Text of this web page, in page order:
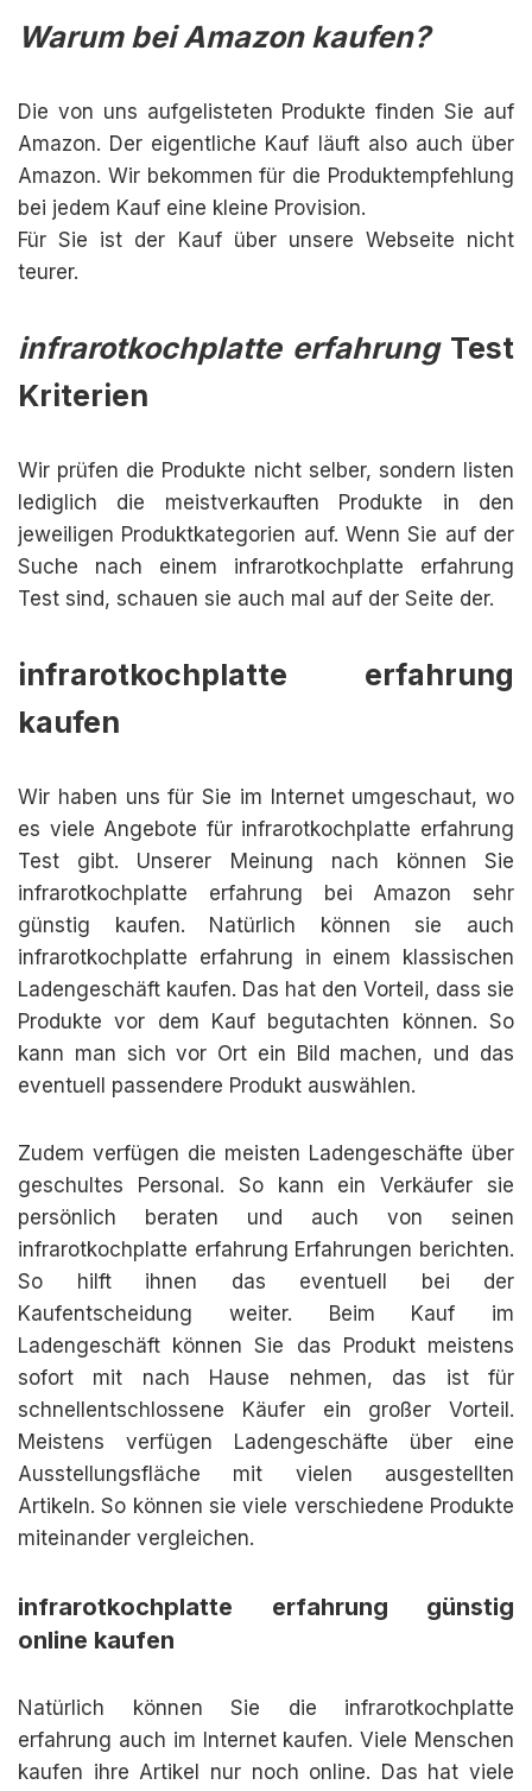
Warum bei Amazon kaufen?
Die von uns aufgelisteten Produkte finden Sie auf
Amazon. Der eigentliche Kauf läuft also auch über
Amazon. Wir bekommen für die Produktempfehlung
bei jedem Kauf eine kleine Provision.
Für Sie ist der Kauf über unsere Webseite nicht
teurer.
infrarotkochplatte erfahrungTest
Kriterien
Wir prüfen die Produkte nicht selber, sondern listen
lediglich die meistverkauften Produkte in den
jeweiligen Produktkategorien auf. Wenn Sie auf der
Suche nach einem infrarotkochplatte erfahrung
Test sind, schauen sie auch mal auf der Seite der.
infrarotkochplatte erfahrung
kaufen
Wir haben uns für Sie im Internet umgeschaut, wo
es viele Angebote für infrarotkochplatte erfahrung
Test gibt. Unserer Meinung nach können Sie
infrarotkochplatte erfahrung bei Amazon sehr
günstig kaufen. Natürlich können sie auch
infrarotkochplatte erfahrung in einem klassischen
Ladengeschäft kaufen. Das hat den Vorteil, dass sie
Produkte vor dem Kauf begutachten können. So
kann man sich vor Ort ein Bild machen, und das
eventuell passendere Produkt auswählen.
Zudem verfügen die meisten Ladengeschäfte über
geschultes Personal. So kann ein Verkäufer sie
persönlich beraten und auch von seinen
infrarotkochplatte erfahrung Erfahrungen berichten.
So hilft ihnen das eventuell bei der
Kaufentscheidung weiter. Beim Kauf im
Ladengeschäft können Sie das Produkt meistens
sofort mit nach Hause nehmen, das ist für
schnellentschlossene Käufer ein großer Vorteil.
Meistens verfügen Ladengeschäfte über eine
Ausstellungsfläche mit vielen ausgestellten
Artikeln. So können sie viele verschiedene Produkte
miteinander vergleichen.
infrarotkochplatte erfahrung günstig
online kaufen
Natürlich können Sie die infrarotkochplatte
erfahrung auch im Internet kaufen. Viele Menschen
kaufen ihre Artikel nur noch online. Das hat viele